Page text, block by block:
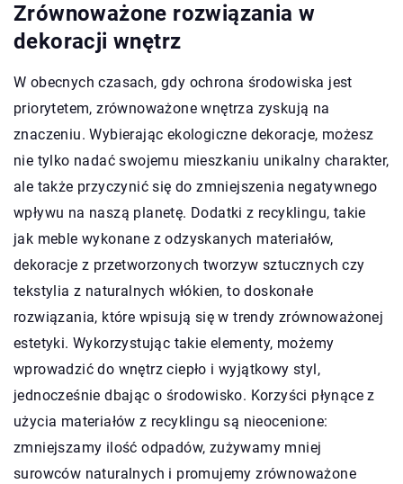
Zrównoważone rozwiązania w
dekoracji wnętrz
W obecnych czasach, gdy ochrona środowiska jest
priorytetem, zrównoważone wnętrza zyskują na
znaczeniu. Wybierając ekologiczne dekoracje, możesz
nie tylko nadać swojemu mieszkaniu unikalny charakter,
ale także przyczynić się do zmniejszenia negatywnego
wpływu na naszą planetę. Dodatki z recyklingu, takie
jak meble wykonane z odzyskanych materiałów,
dekoracje z przetworzonych tworzyw sztucznych czy
tekstylia z naturalnych włókien, to doskonałe
rozwiązania, które wpisują się w trendy zrównoważonej
estetyki. Wykorzystując takie elementy, możemy
wprowadzić do wnętrz ciepło i wyjątkowy styl,
jednocześnie dbając o środowisko. Korzyści płynące z
użycia materiałów z recyklingu są nieocenione:
zmniejszamy ilość odpadów, zużywamy mniej
surowców naturalnych i promujemy zrównoważone